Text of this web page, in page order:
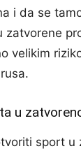
i da se
zatvorene
velikim
u
sport u